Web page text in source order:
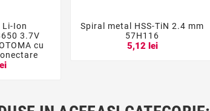

Ion
3.7V
cu

Spiral metal HSS-TiN 2.4 mm
57H116
5,12 lei